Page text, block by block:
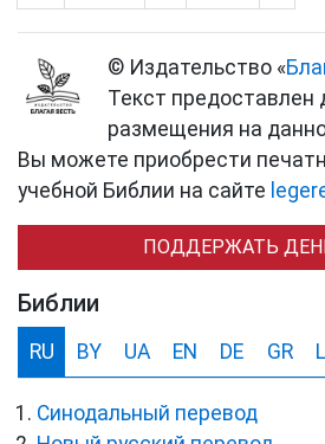
© Издательство «
Текст предоставлен
размещения на
Вы можете приобрести
учебной Библии на сайте
ПОДДЕРЖАТЬ
Библии
RU BY UA EN DE GR
Синодальный перевод